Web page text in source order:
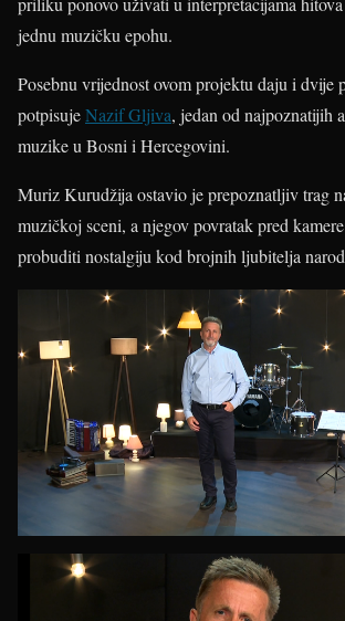
jednu muzičku epohu.
Posebnu vrijednost ovom projektu daju i dvije
potpisujeNazif Gljiva, jedan od najpoznatijih
muzike u Bosni i Hercegovini.
Muriz Kurudžija ostavio je prepoznatljiv trag
muzičkoj sceni, a njegov povratak pred
probuditi nostalgiju kod brojnih ljubitelja